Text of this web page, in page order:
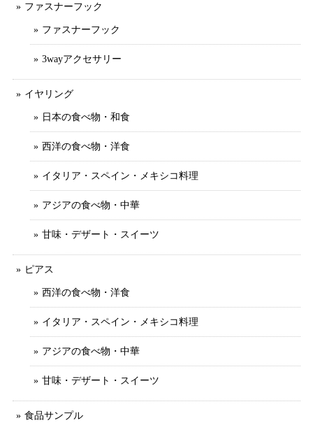
ファスナーフック
ファスナーフック
3wayアクセサリー
イヤリング
日本の食べ物・和食
西洋の食べ物・洋食
イタリア・スペイン・メキシコ料理
アジアの食べ物・中華
甘味・デザート・スイーツ
ピアス
西洋の食べ物・洋食
イタリア・スペイン・メキシコ料理
アジアの食べ物・中華
甘味・デザート・スイーツ
食品サンプル